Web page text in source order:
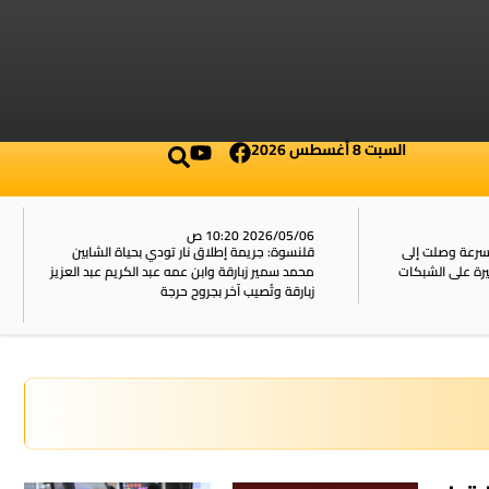
السبت 8 أغسطس 2026
وصلت إلى
2026/05/06 10:20 ص
قلنسوة: جريمة إطلاق نار تودي بحياة الشابين
محمد سمير زبارقة وابن عمه عبد الكريم عبد العزيز
زبارقة وتُصيب آخر بجروح حرجة